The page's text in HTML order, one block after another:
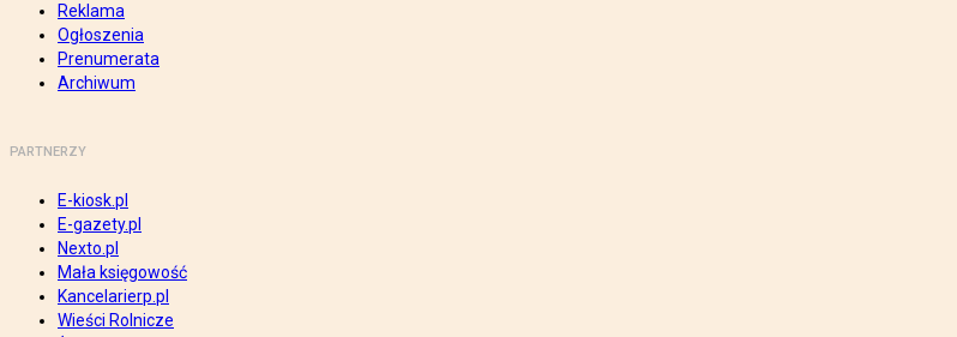
Reklama
Ogłoszenia
Prenumerata
Archiwum
PARTNERZY
E-kiosk.pl
E-gazety.pl
Nexto.pl
Mała księgowość
Kancelarierp.pl
Wieści Rolnicze